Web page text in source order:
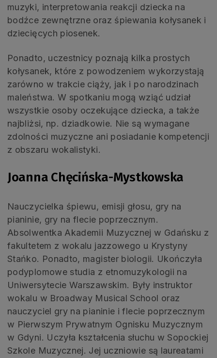
muzyki, interpretowania reakcji dziecka na
bodźce zewnętrzne oraz śpiewania kołysanek i
dziecięcych piosenek.
Ponadto, uczestnicy poznają kilka prostych
kołysanek, które z powodzeniem wykorzystają
zarówno w trakcie ciąży, jak i po narodzinach
maleństwa. W spotkaniu mogą wziąć udział
wszystkie osoby oczekujące dziecka, a także
najbliżsi, np. dziadkowie. Nie są wymagane
zdolności muzyczne ani posiadanie kompetencji
z obszaru wokalistyki.
Joanna Chęcińska-Mystkowska
Nauczycielka śpiewu, emisji głosu, gry na
pianinie, gry na flecie poprzecznym.
Absolwentka Akademii Muzycznej w Gdańsku z
fakultetem z wokalu jazzowego u Krystyny
Stańko. Ponadto, magister biologii. Ukończyła
podyplomowe studia z etnomuzykologii na
Uniwersytecie Warszawskim. Były instruktor
wokalu w Broadway Musical School oraz
nauczyciel gry na pianinie i flecie poprzecznym
w Pierwszym Prywatnym Ognisku Muzycznym
w Gdyni. Uczyła kształcenia słuchu w Sopockiej
Szkole Muzycznej. Jej uczniowie są laureatami